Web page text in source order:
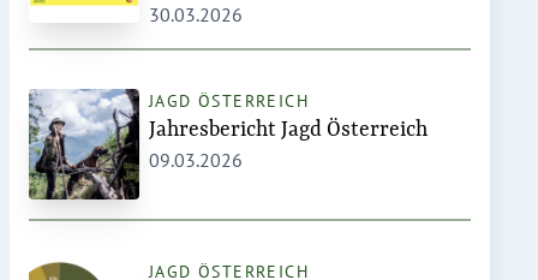
30.03.2026
JAGD ÖSTERREICH
Jahresbericht Jagd Österreich
09.03.2026
JAGD ÖSTERREICH